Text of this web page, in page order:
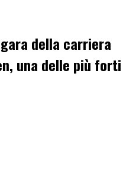
della carriera
una delle più forti